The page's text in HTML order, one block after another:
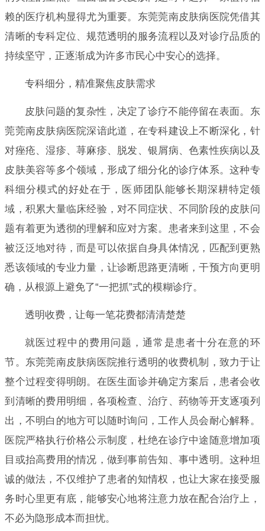
赖的医疗机构显得尤为重要。东莞莞南皮肤病医院凭借其
清晰的专科定位、规范透明的服务流程以及对诊疗品质的
持续坚守，正逐渐成为许多市民心中安心的选择。
专科细分，精准聚焦皮肤需求
皮肤问题的复杂性，决定了诊疗不能停留在表面。东
莞莞南皮肤病医院深谙此道，在专科建设上不断深化，针
对痤疮、湿疹、荨麻疹、脱发、银屑病、色素性疾病以及
皮肤美容等多个领域，形成了细分化的诊疗体系。这种专
科细分模式的好处在于，医师团队能够长期深耕特定领
域，积累大量临床经验，对不同症状、不同阶段的皮肤问
题有着更为透彻的理解和应对方案。患者来到这里，不会
被泛泛地对待，而是可以依据自身具体情况，匹配到更熟
悉该领域的专业力量，让诊断思路更清晰，干预方向更明
确，从根源上避免了“一把抓”式的模糊诊疗。
透明收费，让每一笔花费都清清楚楚
就医过程中的费用问题，通常是患者十分在意的环
节。东莞莞南皮肤病医院推行透明的收费机制，致力于让
整个过程变得明朗。在医生面诊并确定方案后，患者会收
到清晰的费用明细，各项检查、治疗、药物等开支逐项列
出，不明白的地方可以随时询问，工作人员会耐心解释。
医院严格执行价格公示制度，杜绝在诊疗中途随意增加项
目或抬高费用的情况，做到事前告知、事中透明。这种坦
诚的做法，不仅维护了患者的知情权，也让大家在接受服
务时心里更有底，能够安心地将注意力放在配合治疗上，
不必为隐形成本而担忧。